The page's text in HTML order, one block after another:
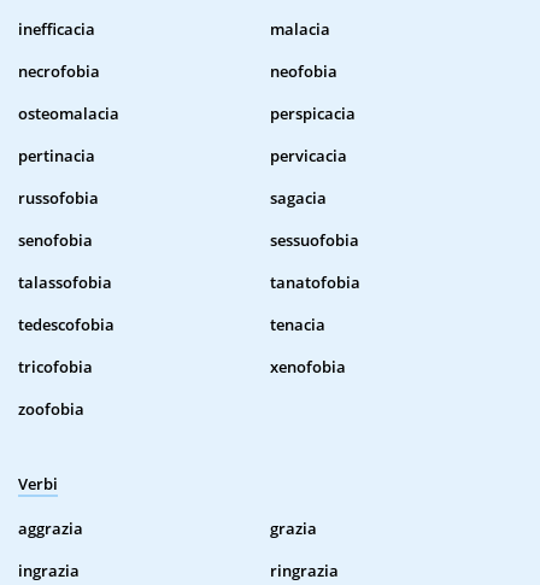
inefficacia
malacia
necrofobia
neofobia
osteomalacia
perspicacia
pertinacia
pervicacia
russofobia
sagacia
senofobia
sessuofobia
talassofobia
tanatofobia
tedescofobia
tenacia
tricofobia
xenofobia
zoofobia
Verbi
aggrazia
grazia
ingrazia
ringrazia